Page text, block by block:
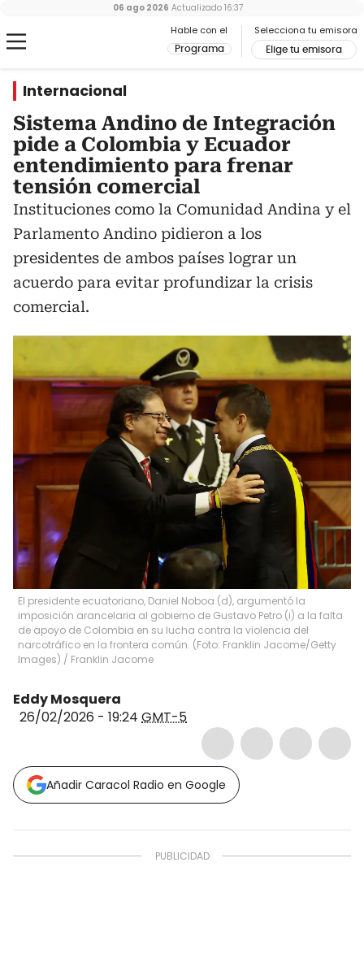
Hable con el
Programa
Selecciona tu emisora
Elige tu emisora
06 ago 2026 Actualizado 16:37
Internacional
Sistema Andino de Integración
pide a Colombia y Ecuador
entendimiento para frenar
tensión comercial
Instituciones como la Comunidad Andina y el
Parlamento Andino pidieron a los
presidentes de ambos países lograr un
acuerdo para evitar profundizar la crisis
comercial.
El presidente ecuatoriano, Daniel Noboa (d), argumentó la
imposición arancelaria al gobierno de Gustavo Petro (i) a la falta
de apoyo de Colombia en su lucha contra la violencia del
narcotráfico en la frontera común. (Foto: Franklin Jacome/Getty
Images) / Franklin Jacome
Eddy Mosquera
26/02/2026 - 19:24 GMT-5
Añadir Caracol Radio en Google